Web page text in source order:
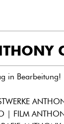
in Bearbeitung!
| FILM